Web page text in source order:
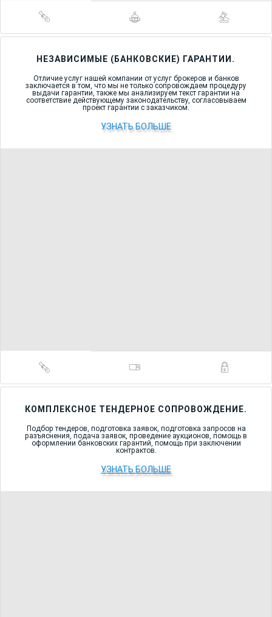
расходов на оплату стоимости услуг оценщика по договору
об оценке в размере 5000 рублей 00 копеек. Общая сумма - 1
831 867,71.
НЕЗАВИСИМЫЕ (БАНКОВСКИЕ) ГАРАНТИИ.
Отличие услуг нашей компании от услуг брокеров и банков
заключается в том, что мы не только сопровождаем процедуру
выдачи гарантии, также мы анализируем текст гарантии на
соответствие действующему законодательству, согласовываем
проект гарантии с заказчиком.
УЗНАТЬ БОЛЬШЕ
КОМПЛЕКСНОЕ ТЕНДЕРНОЕ СОПРОВОЖДЕНИЕ.
Подбор тендеров, подготовка заявок, подготовка запросов на
разъяснения, подача заявок, проведение аукционов, помощь в
оформлении банковских гарантий, помощь при заключении
контрактов.
УЗНАТЬ БОЛЬШЕ